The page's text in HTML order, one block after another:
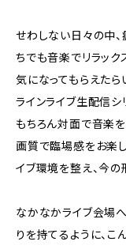
せわしない日々の中
ちでも音楽でリラック
気になってもらえた
ラインライブ生配信シ
もちろん対面で音楽
画質で臨場感をお楽
イブ環境を整え、今の
なかなかライブ会場
りを持てるように、